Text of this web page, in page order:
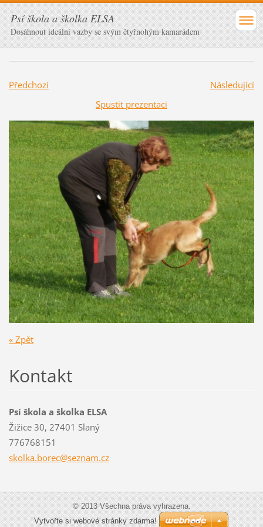
Psí škola a školka ELSA
Dosáhnout ideální vazby se svým čtyřnohým kamarádem
Předchozí
Následující
Spustit prezentaci
« Zpět
Kontakt
Psí škola a školka ELSA
Žižice 30, 27401 Slaný
776768151
skolka.borec@seznam.cz
© 2013 Všechna práva vyhrazena.
Vytvořte si webové stránky zdarma!